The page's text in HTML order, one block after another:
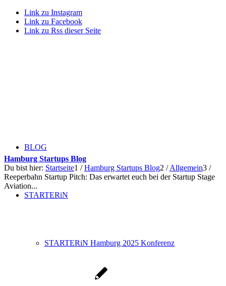
Link zu Instagram
Link zu Facebook
Link zu Rss dieser Seite
BLOG
STARTERiN
STARTERiN Hamburg 2025 Konferenz
Hamburg Startups Blog
Du bist hier: Startseite1 / Hamburg Startups Blog2 / Allgemein3 /
Reeperbahn Startup Pitch: Das erwartet euch bei der Startup Stage
Aviation...